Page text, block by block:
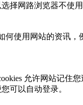
择网路浏览器不使
何使用网站的资讯
允许网站记
可以自动登录。